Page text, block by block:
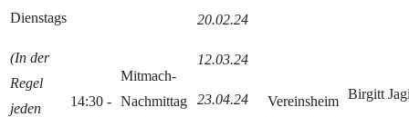
Dienstags
(In der
Regel
jeden
14:30 -
Mitmach-
Nachmittag
20.02.24
12.03.24
23.04.24
Vereinsheim Birgitt